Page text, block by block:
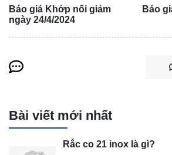
Báo giá Khớp nối giảm
ngày 24/4/2024
Báo
Bài viết mới nhất
Rắc co 21 inox là gì?